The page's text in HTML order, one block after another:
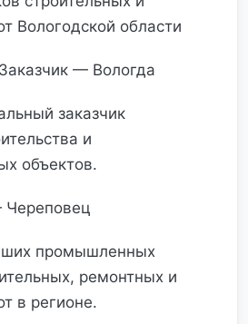
Вологодской области
— Вологда
заказчик
и
объектов.
Череповец
промышленных
ремонтных и
в регионе.